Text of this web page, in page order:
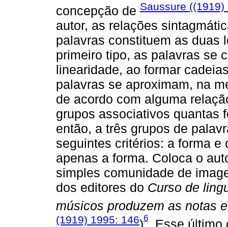
concepção de Saussure ((1919)
autor, as relações
palavras constituem as duas
primeiro tipo, as palavras se
linearidade, ao formar
palavras se aproximam, na
de acordo com alguma
grupos associativos quantas
então, a três grupos de
seguintes critérios: a forma
apenas a forma. Coloca o
simples comunidade de
dos editores do Curso de
músicos produzem as notas
(1919) 1995: 146)6. Esse último